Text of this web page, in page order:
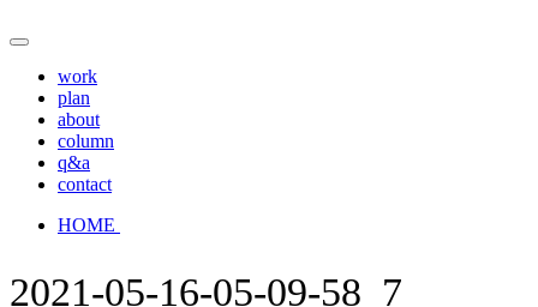
work
plan
about
column
q&a
contact
HOME
2021-05-16-05-09-58_7